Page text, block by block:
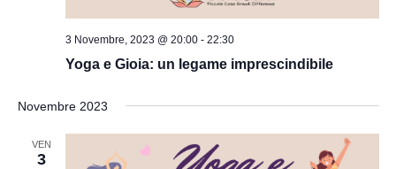
3 Novembre, 2023 @ 20:00- 22:30
Yoga e Gioia: un legame imprescindibile
Novembre 2023
VEN
3